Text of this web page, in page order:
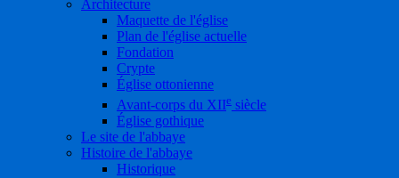
Architecture
Maquette de l'église
Plan de l'église actuelle
Fondation
Crypte
Église ottonienne
Avant-corps du XIIe siècle
Église gothique
Le site de l'abbaye
Histoire de l'abbaye
Historique